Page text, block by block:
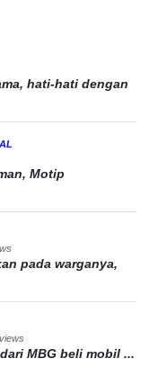
hati-hati dengan
Motip
pada warganya,
MBG beli mobil ...